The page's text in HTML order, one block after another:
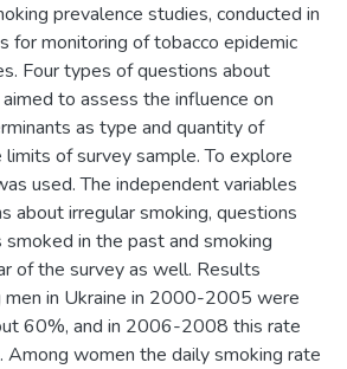
prevalence studies, conducted in
for monitoring of tobacco epidemic
Four types of questions about
to assess the influence on
as type and quantity of
of survey sample. To explore
used. The independent variables
about irregular smoking, questions
in the past and smoking
of the survey as well. Results
in Ukraine in 2000-2005 were
60%, and in 2006-2008 this rate
women the daily smoking rate